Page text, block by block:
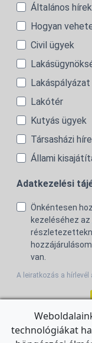
Általános hírek
Hogyan
Civil ügyek
Lakáspályázat
Lakótér
Kutyás ügyek
Társasházi
Állami
Adatkezelési
Önkéntesen
kezeléséhez az
van.
A leiratkozás a
technológiákat